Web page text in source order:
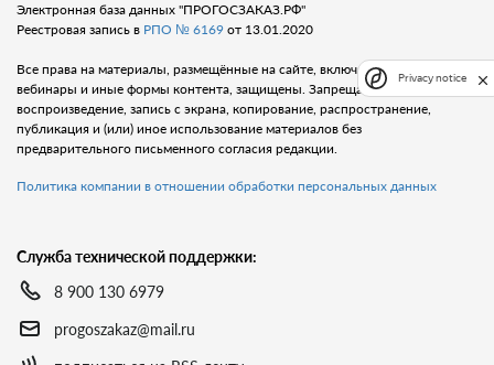
Электронная база данных "ПРОГОСЗАКАЗ.РФ"
Реестровая запись в РПО № 6169 от 13.01.2020
Все права на материалы, размещённые на сайте, включая тексты, видео,
вебинары и иные формы контента, защищены. Запрещается любое
воспроизведение, запись с экрана, копирование, распространение,
публикация и (или) иное использование материалов без
предварительного письменного согласия редакции.
Политика компании в отношении обработки персональных данных
Служба технической поддержки:
8 900 130 6979
progoszakaz@mail.ru
Privacy notice